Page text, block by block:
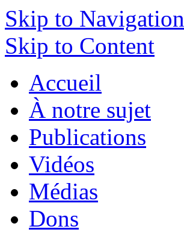
Skip to Navigation
Skip to Content
Accueil
À notre sujet
Publications
Vidéos
Médias
Dons